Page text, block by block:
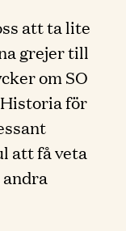
att ta lite
grejer till
om SO
för
att få veta